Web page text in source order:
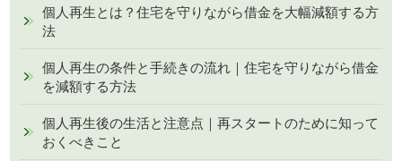
個人再生とは？住宅を守りながら借金を大幅減額する方
法
個人再生の条件と手続きの流れ｜住宅を守りながら借金
を減額する方法
個人再生後の生活と注意点｜再スタートのために知って
おくべきこと